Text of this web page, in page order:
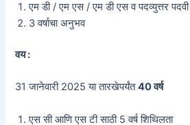
एम डी / एम एस / एम डी एस व पदव्युत्तर पदवी
3 वर्षाचा अनुभव
वय :
31 जानेवारी 2025 या तारखेपर्यंत40 वर्ष
एस सी आणि एस टी साठी 5 वर्ष शिथिलता